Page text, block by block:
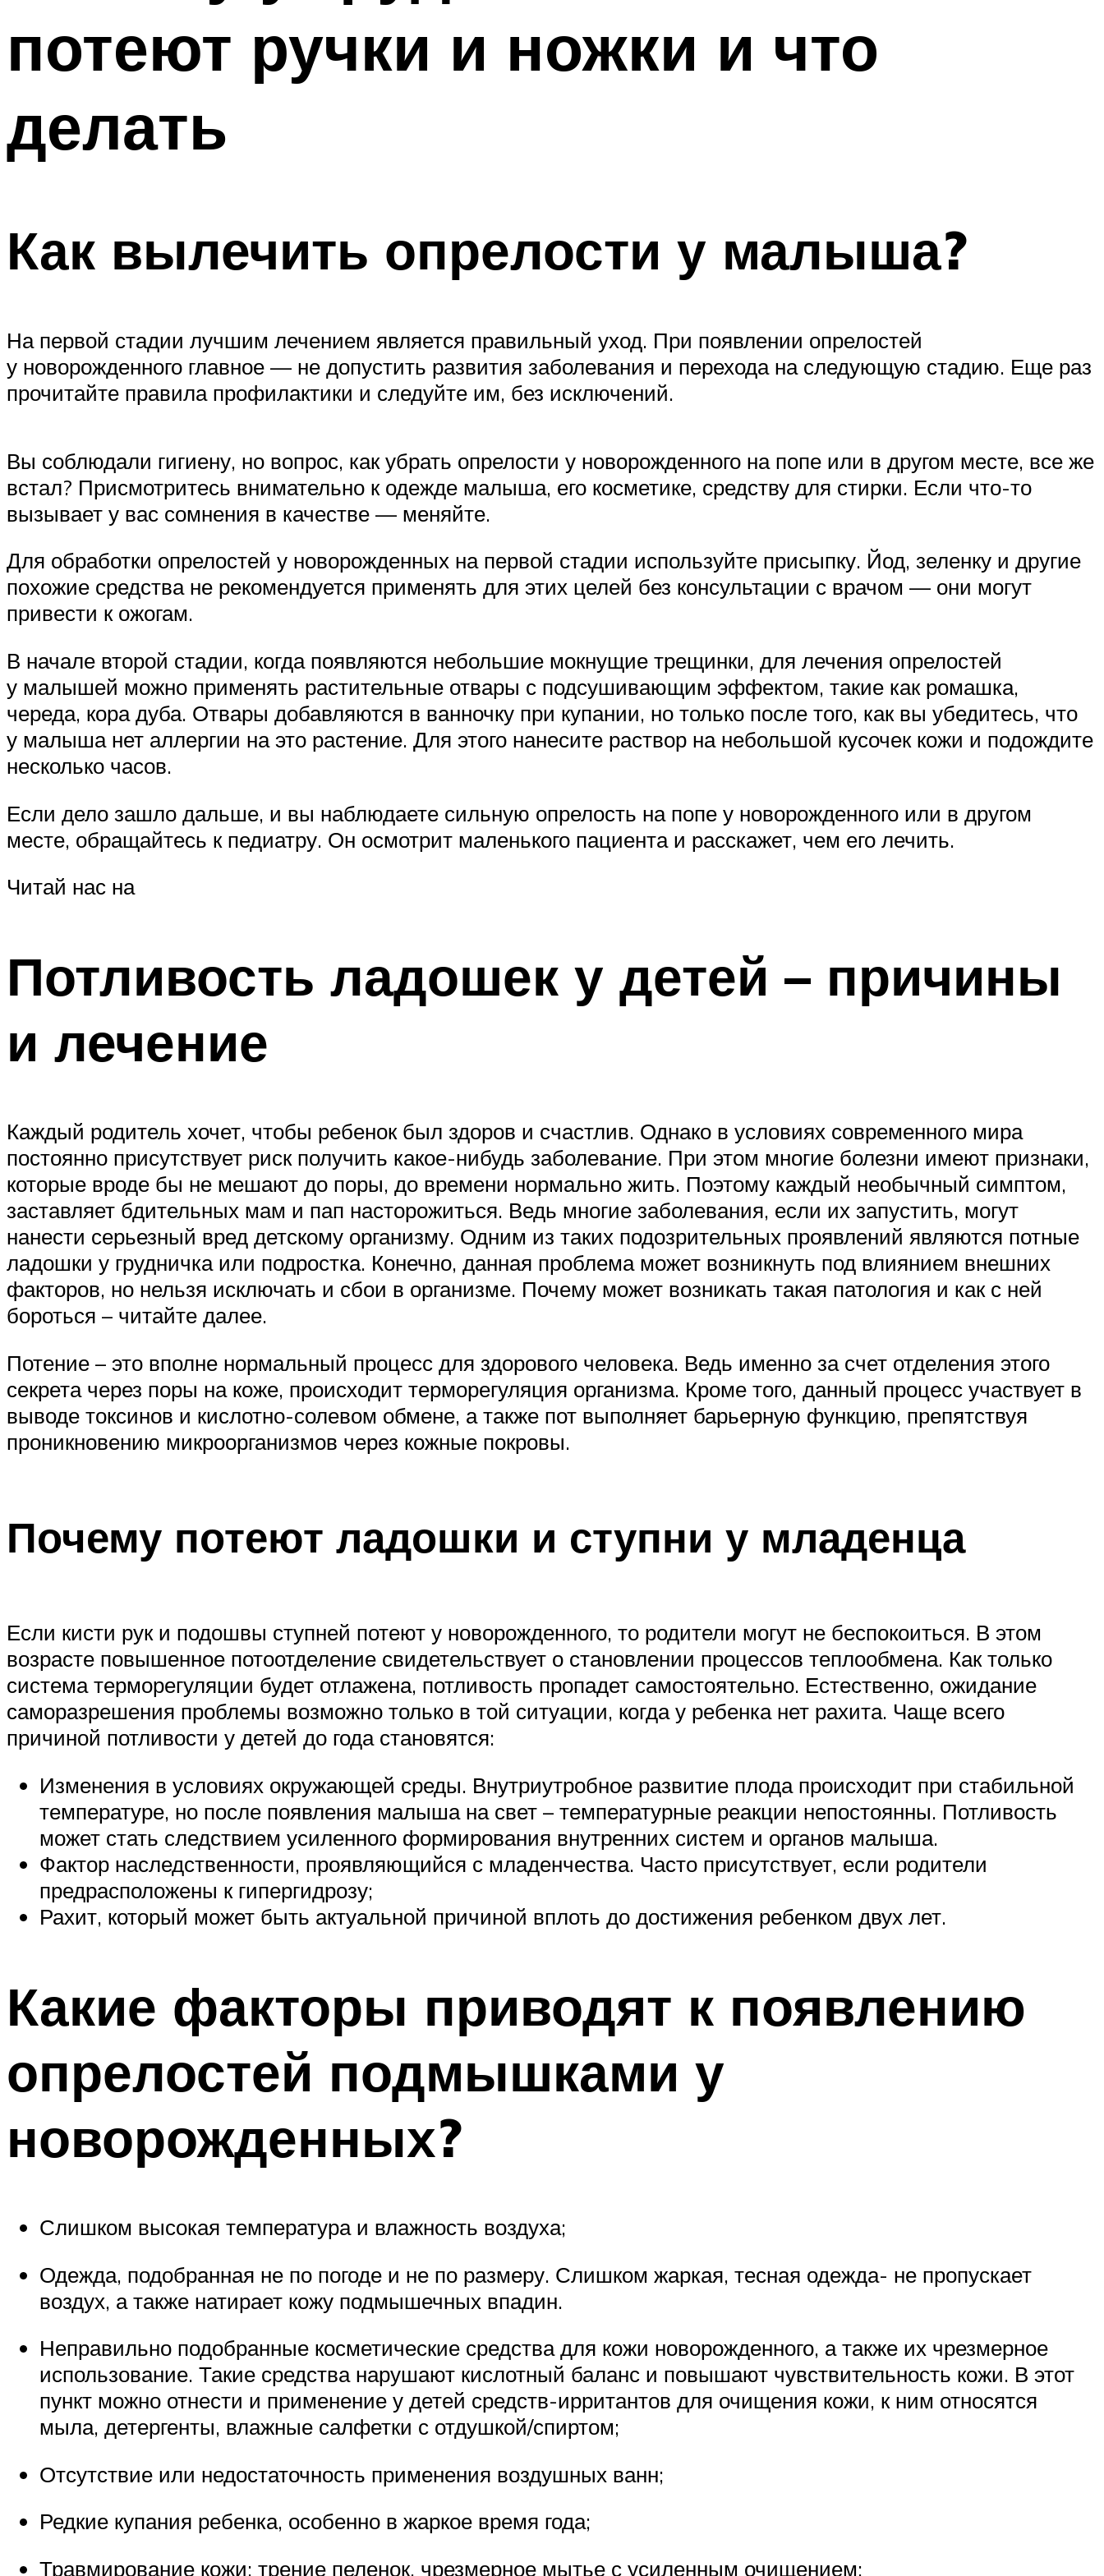
потеют ручки и ножки и что
делать
Как вылечить опрелости у малыша?
На первой стадии лучшим лечением является правильный уход. При появлении опрелостей
у новорожденного главное — не допустить развития заболевания и перехода на следующую стадию. Еще раз
прочитайте правила профилактики и следуйте им, без исключений.
Вы соблюдали гигиену, но вопрос, как убрать опрелости у новорожденного на попе или в другом месте, все же
встал? Присмотритесь внимательно к одежде малыша, его косметике, средству для стирки. Если что-то
вызывает у вас сомнения в качестве — меняйте.
Для обработки опрелостей у новорожденных на первой стадии используйте присыпку. Йод, зеленку и другие
похожие средства не рекомендуется применять для этих целей без консультации с врачом — они могут
привести к ожогам.
В начале второй стадии, когда появляются небольшие мокнущие трещинки, для лечения опрелостей
у малышей можно применять растительные отвары с подсушивающим эффектом, такие как ромашка,
череда, кора дуба. Отвары добавляются в ванночку при купании, но только после того, как вы убедитесь, что
у малыша нет аллергии на это растение. Для этого нанесите раствор на небольшой кусочек кожи и подождите
несколько часов.
Если дело зашло дальше, и вы наблюдаете сильную опрелость на попе у новорожденного или в другом
месте, обращайтесь к педиатру. Он осмотрит маленького пациента и расскажет, чем его лечить.
Читай нас на
Потливость ладошек у детей – причины
и лечение
Каждый родитель хочет, чтобы ребенок был здоров и счастлив. Однако в условиях современного мира
постоянно присутствует риск получить какое-нибудь заболевание. При этом многие болезни имеют признаки,
которые вроде бы не мешают до поры, до времени нормально жить. Поэтому каждый необычный симптом,
заставляет бдительных мам и пап насторожиться. Ведь многие заболевания, если их запустить, могут
нанести серьезный вред детскому организму. Одним из таких подозрительных проявлений являются потные
ладошки у грудничка или подростка. Конечно, данная проблема может возникнуть под влиянием внешних
факторов, но нельзя исключать и сбои в организме. Почему может возникать такая патология и как с ней
бороться – читайте далее.
Потение – это вполне нормальный процесс для здорового человека. Ведь именно за счет отделения этого
секрета через поры на коже, происходит терморегуляция организма. Кроме того, данный процесс участвует в
выводе токсинов и кислотно-солевом обмене, а также пот выполняет барьерную функцию, препятствуя
проникновению микроорганизмов через кожные покровы.
Почему потеют ладошки и ступни у младенца
Если кисти рук и подошвы ступней потеют у новорожденного, то родители могут не беспокоиться. В этом
возрасте повышенное потоотделение свидетельствует о становлении процессов теплообмена. Как только
система терморегуляции будет отлажена, потливость пропадет самостоятельно. Естественно, ожидание
саморазрешения проблемы возможно только в той ситуации, когда у ребенка нет рахита. Чаще всего
причиной потливости у детей до года становятся:
Изменения в условиях окружающей среды. Внутриутробное развитие плода происходит при стабильной
температуре, но после появления малыша на свет – температурные реакции непостоянны. Потливость
может стать следствием усиленного формирования внутренних систем и органов малыша.
Фактор наследственности, проявляющийся с младенчества. Часто присутствует, если родители
предрасположены к гипергидрозу;
Рахит, который может быть актуальной причиной вплоть до достижения ребенком двух лет.
Какие факторы приводят к появлению
опрелостей подмышками у
новорожденных?
Слишком высокая температура и влажность воздуха;
Одежда, подобранная не по погоде и не по размеру. Слишком жаркая, тесная одежда- не пропускает
воздух, а также натирает кожу подмышечных впадин.
Неправильно подобранные косметические средства для кожи новорожденного, а также их чрезмерное
использование. Такие средства нарушают кислотный баланс и повышают чувствительность кожи. В этот
пункт можно отнести и применение у детей средств-ирритантов для очищения кожи, к ним относятся
мыла, детергенты, влажные салфетки с отдушкой/спиртом;
Отсутствие или недостаточность применения воздушных ванн;
Редкие купания ребенка, особенно в жаркое время года;
Травмирование кожи: трение пеленок, чрезмерное мытье с усиленным очищением;